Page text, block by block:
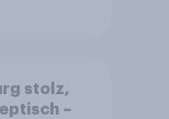
stolz,
–